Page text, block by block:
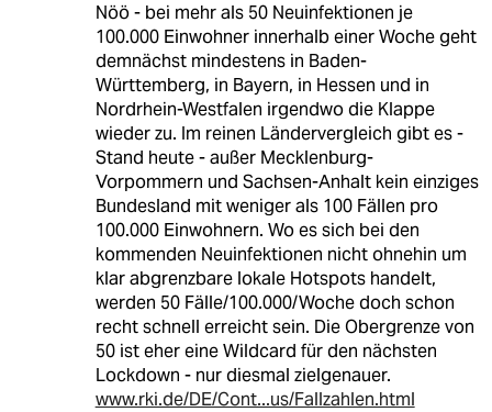
Nöö - bei mehr als 50 Neuinfektionen je
100.000 Einwohner innerhalb einer Woche geht
demnächst mindestens in Baden-
Württemberg, in Bayern, in Hessen und in
Nordrhein-Westfalen irgendwo die Klappe
wieder zu. Im reinen Ländervergleich gibt es -
Stand heute - außer Mecklenburg-
Vorpommern und Sachsen-Anhalt kein einziges
Bundesland mit weniger als 100 Fällen pro
100.000 Einwohnern. Wo es sich bei den
kommenden Neuinfektionen nicht ohnehin um
klar abgrenzbare lokale Hotspots handelt,
werden 50 Fälle/100.000/Woche doch schon
recht schnell erreicht sein. Die Obergrenze von
50 ist eher eine Wildcard für den nächsten
Lockdown - nur diesmal zielgenauer.
www.rki.de/DE/Cont...us/Fallzahlen.html